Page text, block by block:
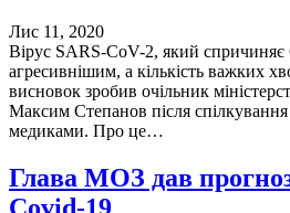
Лис 11, 2020
Вірус SARS-CoV-2, який спричиняє
агресивнішим, а кількість важких
висновок зробив очільник
Максим Степанов після спілкування
медиками. Про це…
Глава МОЗ дав прогноз
Covid-19